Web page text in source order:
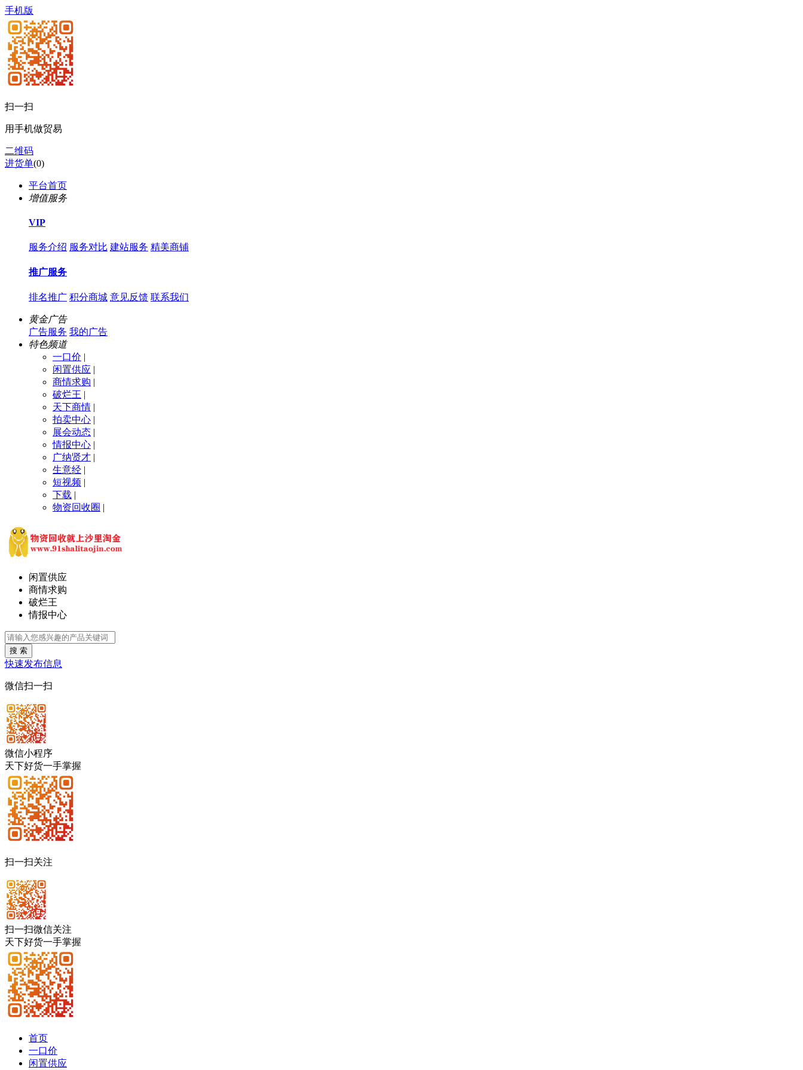
手机版
扫一扫
用手机做贸易
二维码
进货单(0)
平台首页
增值服务
VIP
服务介绍 服务对比 建站服务 精美商铺
推广服务
排名推广 积分商城 意见反馈 联系我们
黄金广告
广告服务 我的广告
特色频道
一口价 |
闲置供应 |
商情求购 |
破烂王 |
天下商情 |
拍卖中心 |
展会动态 |
情报中心 |
广纳贤才 |
生意经 |
短视频 |
下载 |
物资回收圈 |
闲置供应
商情求购
破烂王
情报中心
搜 索
快速发布信息
微信扫一扫
微信小程序
天下好货一手掌握
扫一扫关注
扫一扫微信关注
天下好货一手掌握
首页
一口价
闲置供应